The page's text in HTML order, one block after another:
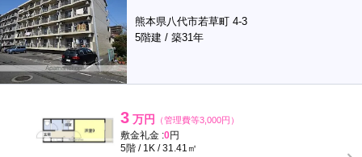
熊本県八代市若草町 4-3
5階建 / 築31年
3 万円 （管理費等3,000円）
敷金礼金 :0円
5階 / 1K / 31.41㎡